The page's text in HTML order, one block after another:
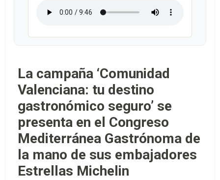
La campaña ‘Comunidad
Valenciana: tu destino
gastronómico seguro’ se
presenta en el Congreso
Mediterránea Gastrónoma de
la mano de sus embajadores
Estrellas Michelin